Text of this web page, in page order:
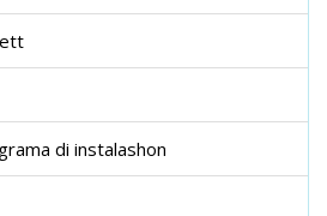
di instalashon